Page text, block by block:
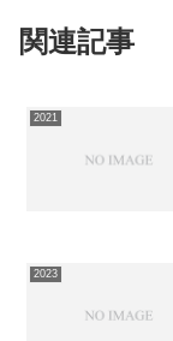
関連記事
2021
2023